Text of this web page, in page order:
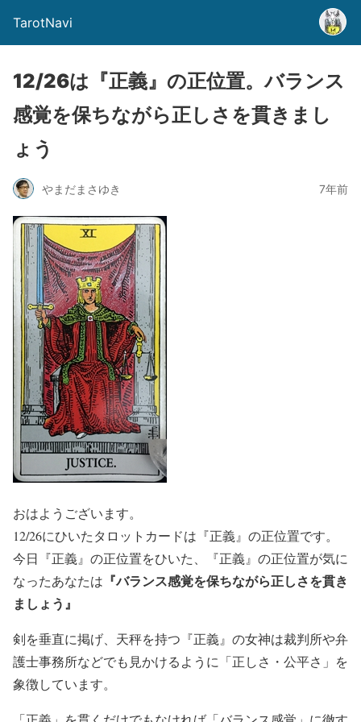
TarotNavi
12/26は『正義』の正位置。バランス
感覚を保ちながら正しさを貫きまし
ょう
やまだまさゆき 7年前
おはようございます。
12/26にひいたタロットカードは『正義』の正位置です。
今日『正義』の正位置をひいた、『正義』の正位置が気に
なったあなたは 『バランス感覚を保ちながら正しさを貫き
ましょう』
剣を垂直に掲げ、天秤を持つ『正義』の女神は裁判所や弁
護士事務所などでも見かけるように「正しさ・公平さ」を
象徴しています。